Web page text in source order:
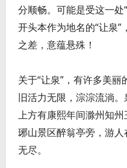
分顺畅。可能是受这一
开头本作为地名的“让泉”
之差，意蕴悬殊！
关于“让泉”，有许多美丽
旧活力无限，淙淙流淌
上方有康熙年间滁州知
琊山景区醉翁亭旁，游
无尽。